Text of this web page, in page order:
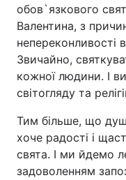
Відео з Youtube
Інтерв'ю
Архів
Контакти
Послуги
обов`язкового
Валентина, з
непереконливості
Звичайно,
кожної людини. І
світогляду та
Тим більше, що
хоче радості і
свята. І ми йдемо
задоволенням